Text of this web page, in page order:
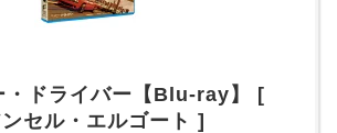
・ドライバー【Blu-ray】 [
セル・エルゴート ]